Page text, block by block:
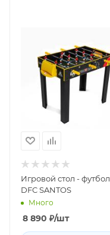
Игровой стол - футбол
DFC SANTOS
Много
8 890 ₽/шт